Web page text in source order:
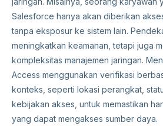
Salesforce hanya akan diberikan
tanpa eksposur ke sistem lain.
meningkatkan keamanan, tetapi juga
kompleksitas manajemen jaringan.
Access menggunakan verifikasi
konteks, seperti lokasi perangkat,
kebijakan akses, untuk memastikan
yang dapat mengakses sumber daya.